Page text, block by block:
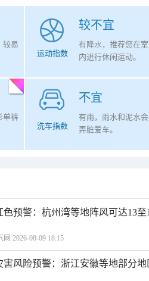
较易
较不宜
运动指数
有降水，推荐您在室
内进行休闲运动。
单裤
不宜
洗车指数
有雨，雨水和泥水会
弄脏爱车。
色预警：杭州湾等地阵风可达13至
网 2026-08-09 18:15
害风险预警：浙江安徽等地部分